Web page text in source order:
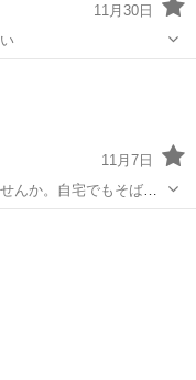
11月30日
11月7日
んか。自宅でもそばが
いそば打ちをして家族